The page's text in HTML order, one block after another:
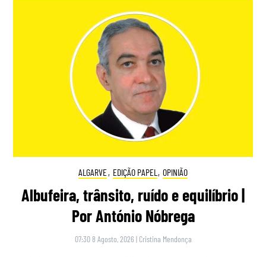
ALGARVE, EDIÇÃO PAPEL , OPINIÃO
Albufeira, trânsito, ruído e equilíbrio |
Por António Nóbrega
07:30 8 Agosto, 2026 | Cristina Mendonça